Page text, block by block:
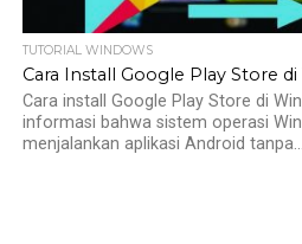
TUTORIAL WINDOWS
Cara Install Google Play Store di
Cara install Google Play Store di
informasi bahwa sistem operasi
menjalankan aplikasi Android tanpa...